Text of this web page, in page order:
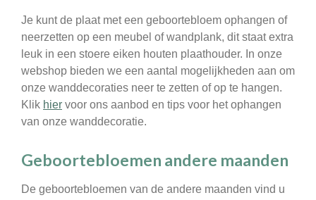
Je kunt de plaat met een geboortebloem ophangen of
neerzetten op een meubel of wandplank, dit staat extra
leuk in een stoere eiken houten plaathouder. In onze
webshop bieden we een aantal mogelijkheden aan om
onze wanddecoraties neer te zetten of op te hangen.
Klik hier voor ons aanbod en tips voor het ophangen
van onze wanddecoratie.
Geboortebloemen andere maanden
De geboortebloemen van de andere maanden vind u